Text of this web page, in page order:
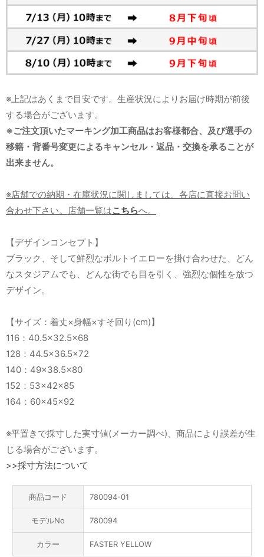
※上記はあくまで目安です。生産状況によりお届け時期が前後
する場合がございます。
※ご注文頂いたマーキング加工商品はお客様都合、及び選手の
移籍・背番号変更によるキャンセル・返品・交換を承ることが
出来ません。
※店舗での納期・在庫状況に関しましては、各店に直接お問い
合わせ下さい。店舗一覧はこちらへ。
【デザインコンセプト】
ブラック、そして鮮烈なボルトイエローを掛け合わせた、どん
なスタジアムでも、どんな街でも目を引く、強烈な個性を放つ
デザイン。
【サイズ：着丈×身幅×すそ回り(cm)】
116：40.5×32.5×68
128：44.5×36.5×72
140：49×38.5×80
152：53×42×85
164：60×45×92
※平置きで採寸した実寸値(メーカー調べ)、商品により誤差が生
じる場合がございます。
>>採寸方法について
商品コード 780094-01
モデルNo 780094
カラー FASTER YELLOW